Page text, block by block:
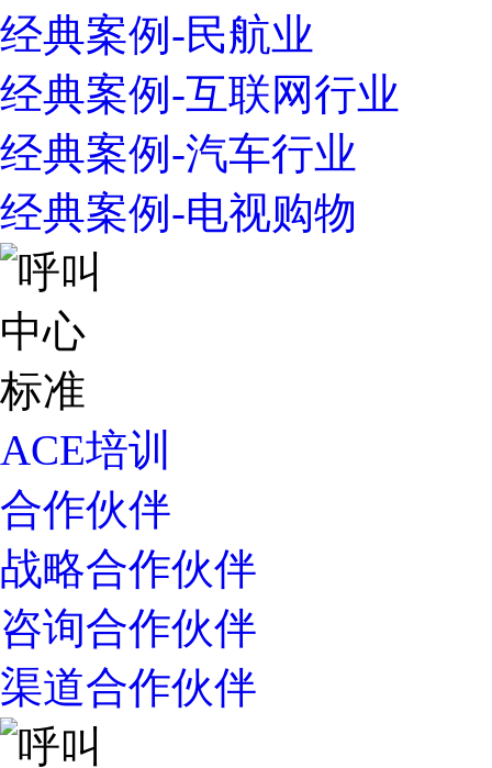
经典案例-民航业
经典案例-互联网行业
经典案例-汽车行业
经典案例-电视购物
ACE培训
合作伙伴
战略合作伙伴
咨询合作伙伴
渠道合作伙伴